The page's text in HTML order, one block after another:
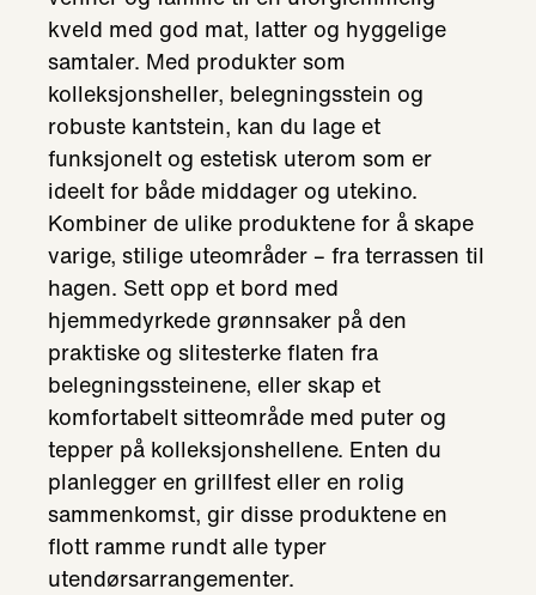
kveld med god mat, latter og hyggelige
samtaler. Med produkter som
kolleksjonsheller, belegningsstein og
robuste kantstein, kan du lage et
funksjonelt og estetisk uterom som er
ideelt for både middager og utekino.
Kombiner de ulike produktene for å skape
varige, stilige uteområder – fra terrassen til
hagen. Sett opp et bord med
hjemmedyrkede grønnsaker på den
praktiske og slitesterke flaten fra
belegningssteinene, eller skap et
komfortabelt sitteområde med puter og
tepper på kolleksjonshellene. Enten du
planlegger en grillfest eller en rolig
sammenkomst, gir disse produktene en
flott ramme rundt alle typer
utendørsarrangementer.